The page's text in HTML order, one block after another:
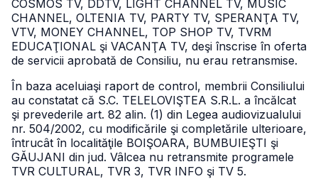
COSMOS TV, DDTV, LIGHT CHANNEL TV, MUSIC
CHANNEL, OLTENIA TV, PARTY TV, SPERANŢA TV,
VTV, MONEY CHANNEL, TOP SHOP TV, TVRM
EDUCAŢIONAL şi VACANŢA TV, deşi înscrise în oferta
de servicii aprobată de Consiliu, nu erau retransmise.
În baza aceluiaşi raport de control, membrii Consiliului
au constatat că S.C. TELELOVIŞTEA S.R.L. a încălcat
şi prevederile art. 82 alin. (1) din Legea audiovizualului
nr. 504/2002, cu modificările şi completările ulterioare,
întrucât în localităţile BOIŞOARA, BUMBUIEŞTI şi
GĂUJANI din jud. Vâlcea nu retransmite programele
TVR CULTURAL, TVR 3, TVR INFO şi TV 5.